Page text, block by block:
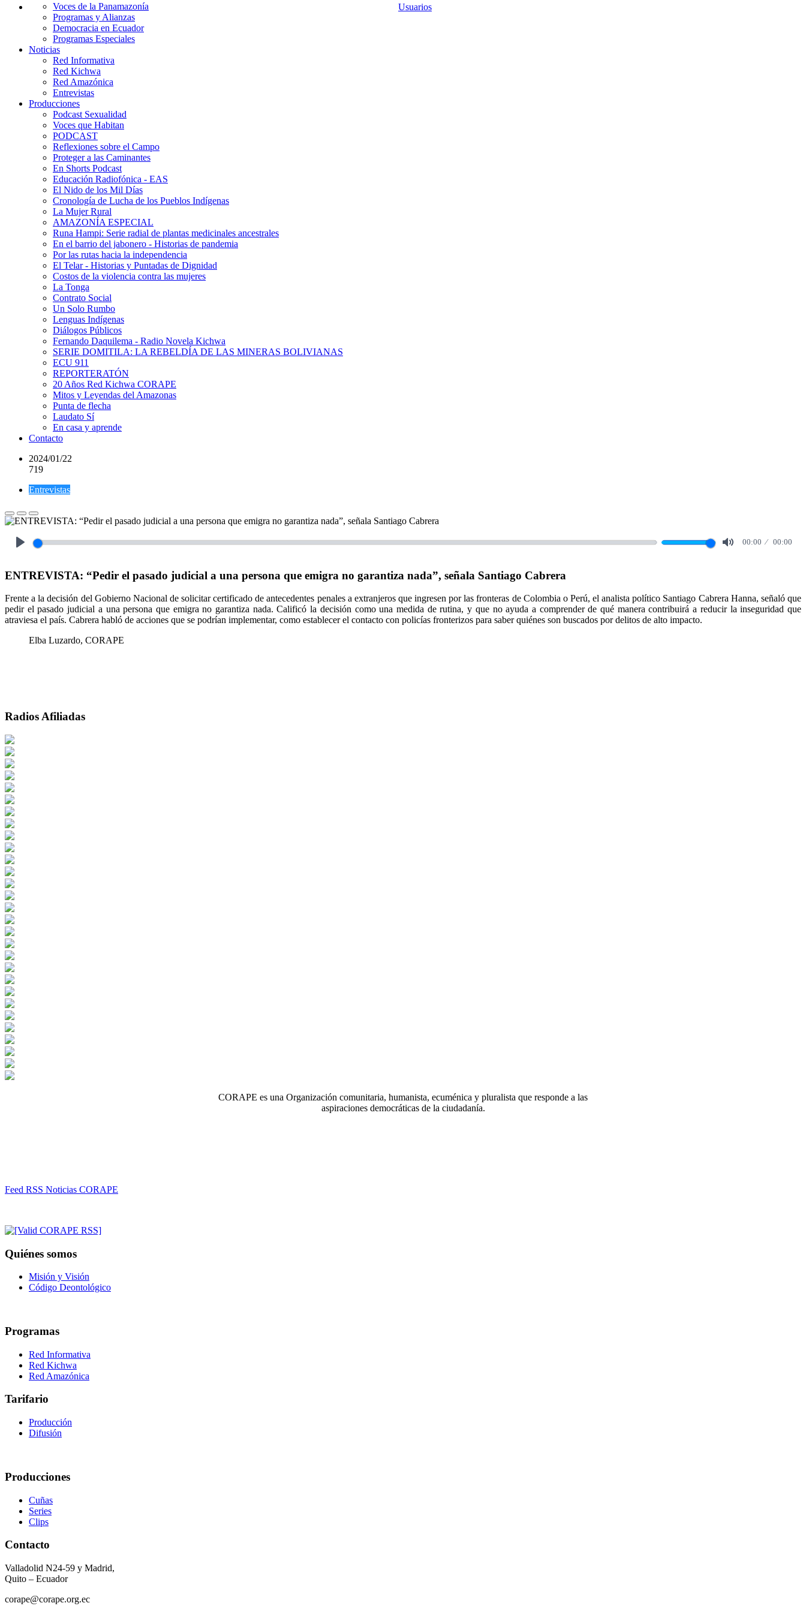
Usuarios
Voces de la Panamazonía
Programas y Alianzas
Democracia en Ecuador
Programas Especiales
Noticias
Red Informativa
Red Kichwa
Red Amazónica
Entrevistas
Producciones
Podcast Sexualidad
Voces que Habitan
PODCAST
Reflexiones sobre el Campo
Proteger a las Caminantes
En Shorts Podcast
Educación Radiofónica - EAS
El Nido de los Mil Días
Cronología de Lucha de los Pueblos Indígenas
La Mujer Rural
AMAZONÍA ESPECIAL
Runa Hampi: Serie radial de plantas medicinales ancestrales
En el barrio del jabonero - Historias de pandemia
Por las rutas hacia la independencia
El Telar - Historias y Puntadas de Dignidad
Costos de la violencia contra las mujeres
La Tonga
Contrato Social
Un Solo Rumbo
Lenguas Indígenas
Diálogos Públicos
Fernando Daquilema - Radio Novela Kichwa
SERIE DOMITILA: LA REBELDÍA DE LAS MINERAS BOLIVIANAS
ECU 911
REPORTERATÓN
20 Años Red Kichwa CORAPE
Mitos y Leyendas del Amazonas
Punta de flecha
Laudato Sí
En casa y aprende
Contacto
2024/01/22
719
Entrevistas
00:00 00:00
ENTREVISTA: “Pedir el pasado judicial a una persona que emigra no garantiza nada”, señala Santiago Cabrera
Frente a la decisión del Gobierno Nacional de solicitar certificado de antecedentes penales a extranjeros que ingresen por las fronteras de Colombia o Perú, el analista político Santiago Cabrera Hanna, señaló que
pedir el pasado judicial a una persona que emigra no garantiza nada. Calificó la decisión como una medida de rutina, y que no ayuda a comprender de qué manera contribuirá a reducir la inseguridad que
atraviesa el país. Cabrera habló de acciones que se podrían implementar, como establecer el contacto con policías fronterizos para saber quiénes son buscados por delitos de alto impacto.
Elba Luzardo, CORAPE
Radios Afiliadas
CORAPE es una Organización comunitaria, humanista, ecuménica y pluralista que responde a las
aspiraciones democráticas de la ciudadanía.
Feed RSS Noticias CORAPE
Quiénes somos
Misión y Visión
Código Deontológico
Programas
Red Informativa
Red Kichwa
Red Amazónica
Tarifario
Producción
Difusión
Producciones
Cuñas
Series
Clips
Contacto
Valladolid N24-59 y Madrid,
Quito – Ecuador
corape@corape.org.ec